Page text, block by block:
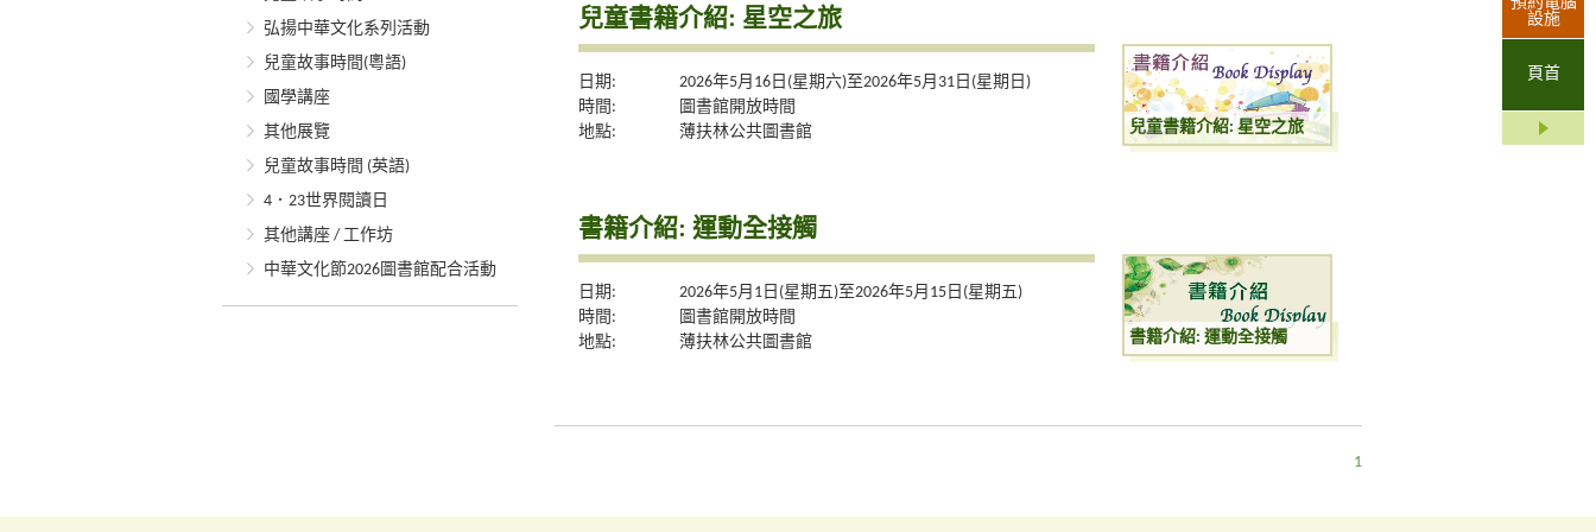
設施
頁首
弘揚中華文化系列活動
兒童故事時間(粵語)
國學講座
其他展覽
兒童故事時間 (英語)
4．23世界閱讀日
其他講座 / 工作坊
中華文化節2026圖書館配合活動
兒童書籍介紹: 星空之旅
日期:
2026年5月16日(星期六)至2026年5月31日(星期日)
時間:
圖書館開放時間
地點:
薄扶林公共圖書館 兒童書籍介紹: 星空之旅
書籍介紹: 運動全接觸
日期:
2026年5月1日(星期五)至2026年5月15日(星期五)
時間:
圖書館開放時間
地點:
薄扶林公共圖書館 書籍介紹: 運動全接觸
1